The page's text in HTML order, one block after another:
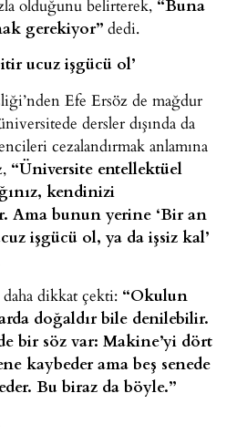
olduğunu belirterek,
gerekiyor” dedi.
ucuz işgücü ol’
Efe Ersöz de mağdur
dersler dışında da
cezalandırmak anlamına
“Üniversite entellektüel
kendinizi
Ama bunun yerine ‘Bir an
işgücü ol, ya da işsiz kal’
dikkat çekti: “Okulun
doğaldır bile denilebilir.
bir söz var: Makine’yi dört
kaybeder ama beş senede
Bu biraz da böyle.”